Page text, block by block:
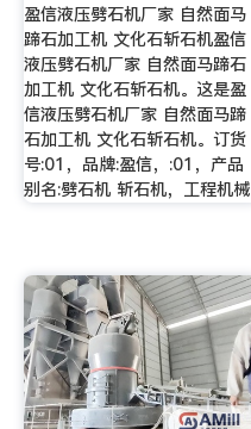
盈信液压劈石机厂家 自然面马
蹄石加工机 文化石斩石机盈信
液压劈石机厂家 自然面马蹄石
加工机 文化石斩石机。这是盈
信液压劈石机厂家 自然面马蹄
石加工机 文化石斩石机。订货
号:01，品牌:盈信，:01，产品
别名:劈石机 斩石机，工程机械